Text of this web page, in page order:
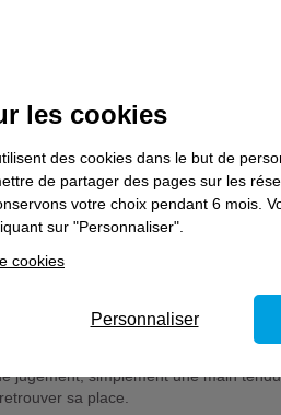
semaine, vous avancez à votre
à d'autres solutions
qu'on est plus forts à
Ma.Solution Aisne, il y a tout un
structures d'insertion,
vers l'emploi, la formation ou
un "coup de pouce numérique" pour
un "coup de pouce mobilités" avec prêt
des ateliers santé, logement, droits et
que chaque prcours est différent et
jugement, simplement une main
sa place.
les cookies
des cookies dans le but de
de partager des pages sur les
votre choix pendant 6 mois.
sur "Personnaliser".
cookies
Personnaliser